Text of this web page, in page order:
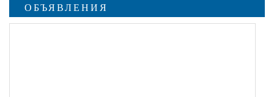
ОБЪЯВЛЕНИЯ